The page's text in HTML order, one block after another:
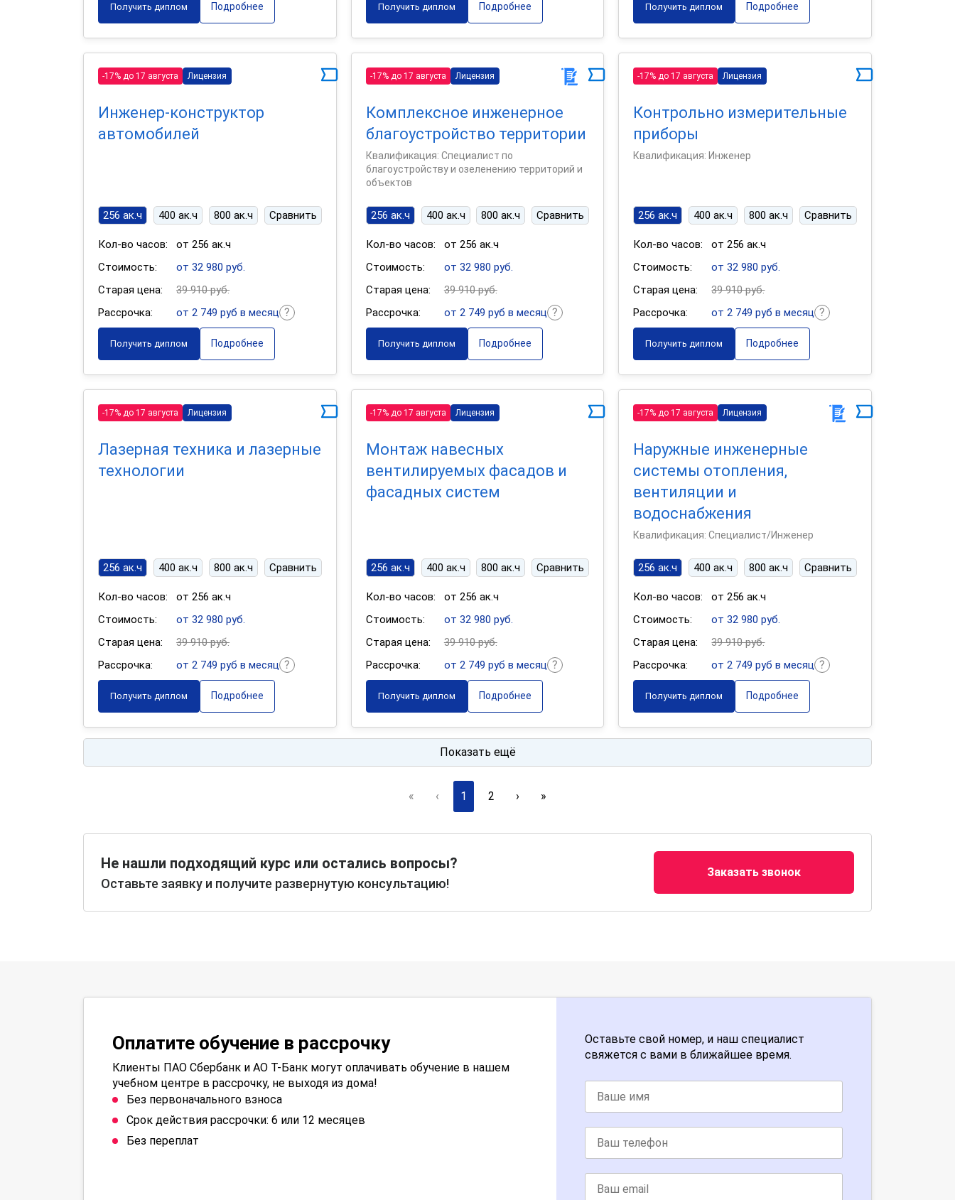
Получить диплом Подробнее Получить диплом Подробнее Получить диплом Подробнее
-17% до 17 августа Лицензия
Инженер-конструктор
автомобилей
256 ак.ч 400 ак.ч 800 ак.ч Сравнить
Кол-во часов:
от 256 ак.ч
Стоимость:
от 32 980 руб.
Старая цена:
39 910 руб.
Рассрочка:
от 2 749 руб в месяц
Получить диплом Подробнее
-17% до 17 августа Лицензия
Комплексное инженерное
благоустройство территории
Квалификация: Специалист по
благоустройству и озеленению территорий и
объектов
256 ак.ч 400 ак.ч 800 ак.ч Сравнить
Кол-во часов:
от 256 ак.ч
Стоимость:
от 32 980 руб.
Старая цена:
39 910 руб.
Рассрочка:
от 2 749 руб в месяц
Получить диплом Подробнее
-17% до 17 августа Лицензия
Контрольно измерительные
приборы
Квалификация: Инженер
256 ак.ч 400 ак.ч 800 ак.ч Сравнить
Кол-во часов:
от 256 ак.ч
Стоимость:
от 32 980 руб.
Старая цена:
39 910 руб.
Рассрочка:
от 2 749 руб в месяц
Получить диплом Подробнее
-17% до 17 августа Лицензия
Лазерная техника и лазерные
технологии
256 ак.ч 400 ак.ч 800 ак.ч Сравнить
Кол-во часов:
от 256 ак.ч
Стоимость:
от 32 980 руб.
Старая цена:
39 910 руб.
Рассрочка:
от 2 749 руб в месяц
Получить диплом Подробнее
-17% до 17 августа Лицензия
Монтаж навесных
вентилируемых фасадов и
фасадных систем
256 ак.ч 400 ак.ч 800 ак.ч Сравнить
Кол-во часов:
от 256 ак.ч
Стоимость:
от 32 980 руб.
Старая цена:
39 910 руб.
Рассрочка:
от 2 749 руб в месяц
Получить диплом Подробнее
-17% до 17 августа Лицензия
Наружные инженерные
системы отопления,
вентиляции и
водоснабжения
Квалификация: Специалист/Инженер
256 ак.ч 400 ак.ч 800 ак.ч Сравнить
Кол-во часов:
от 256 ак.ч
Стоимость:
от 32 980 руб.
Старая цена:
39 910 руб.
Рассрочка:
от 2 749 руб в месяц
Получить диплом Подробнее
Показать ещё
« ‹ 1 2 › »
Не нашли подходящий курс или остались вопросы?
Оставьте заявку и получите развернутую консультацию!
Заказать звонок
Оплатите обучение в рассрочку
Клиенты ПАО Сбербанк и АО Т-Банк могут оплачивать обучение в нашем
учебном центре в рассрочку, не выходя из дома!
Без первоначального взноса
Срок действия рассрочки: 6 или 12 месяцев
Без переплат
Оставьте свой номер, и наш специалист
свяжется с вами в ближайшее время.